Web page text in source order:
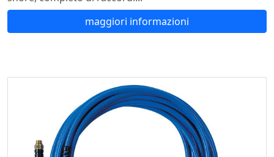
maggiori informazioni